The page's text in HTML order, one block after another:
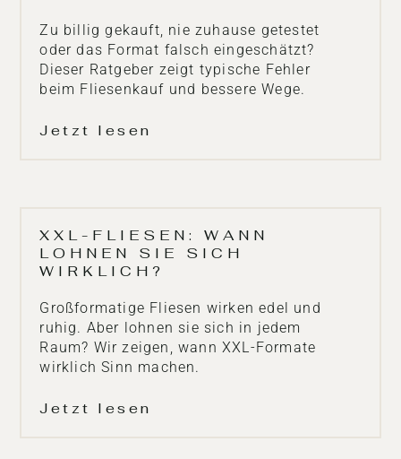
Zu billig gekauft, nie zuhause getestet
oder das Format falsch eingeschätzt?
Dieser Ratgeber zeigt typische Fehler
beim Fliesenkauf und bessere Wege.
Jetzt lesen
XXL-FLIESEN: WANN
LOHNEN SIE SICH
WIRKLICH?
Großformatige Fliesen wirken edel und
ruhig. Aber lohnen sie sich in jedem
Raum? Wir zeigen, wann XXL-Formate
wirklich Sinn machen.
Jetzt lesen